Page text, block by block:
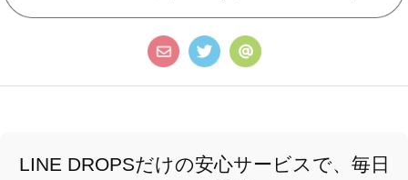
LINE DROPSだけの安心サービスで、毎日